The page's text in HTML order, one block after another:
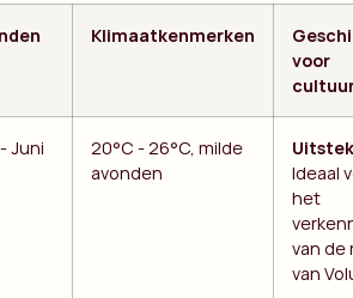
Klimaatkenmerken
voor
Juni
20°C - 26°C, milde
avonden
Ideaal
het
van de
van